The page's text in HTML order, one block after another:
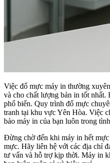
Việc đổ mực máy in thường
và cho chất lượng bản in tốt nhất.
phổ biến. Quy trình đổ mực
tranh tại khu vực Yên Hòa. Việc
bảo máy in của bạn luôn trong
Đừng chờ đến khi máy in hết
mực. Hãy liên hệ với các địa chỉ
tư vấn và hỗ trợ kịp thời. Máy in